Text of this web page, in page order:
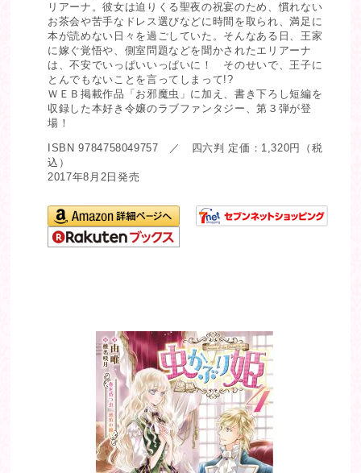
リアーナ。彼女は迫りくる聖夜の祝宴のため、慣れない
お茶会や苦手なドレス選びなどに時間を取られ、満足に
本が読めない日々を過ごしていた。そんなある日、王家
に嫁ぐ覚悟や、側室問題などを聞かされたエリアーナ
は、不安でいっぱいいっぱいに！ そのせいで、王子に
とんでもないことを言ってしまって!?
ＷＥＢ掲載作品「お邪魔虫」に加え、書き下ろし短編を
収録した本好き令嬢のラブファンタジー、第３弾が登
場！
ISBN 9784758049757 ／ 四六判 定価：1,320円（税
込）
2017年8月2日発売